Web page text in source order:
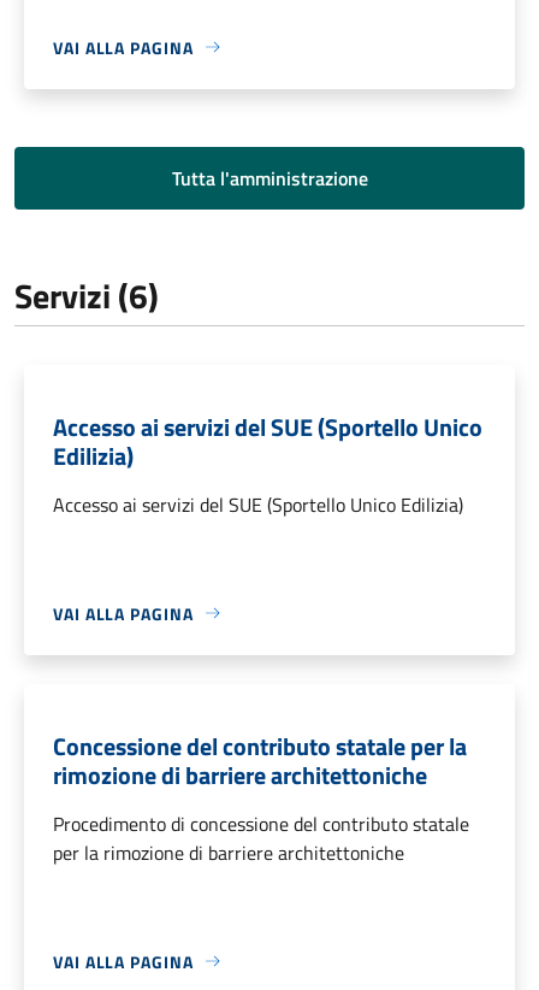
VAI ALLA PAGINA
Tutta l'amministrazione
Servizi (6)
Accesso ai servizi del SUE (Sportello Unico
Edilizia)
Accesso ai servizi del SUE (Sportello Unico Edilizia)
VAI ALLA PAGINA
Concessione del contributo statale per la
rimozione di barriere architettoniche
Procedimento di concessione del contributo statale
per la rimozione di barriere architettoniche
VAI ALLA PAGINA